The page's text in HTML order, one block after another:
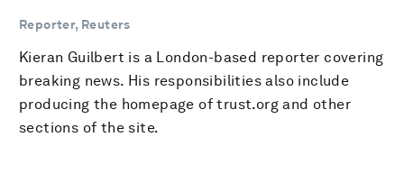
Reporter, Reuters
Kieran Guilbert is a London-based reporter covering
breaking news. His responsibilities also include
producing the homepage of trust.org and other
sections of the site.